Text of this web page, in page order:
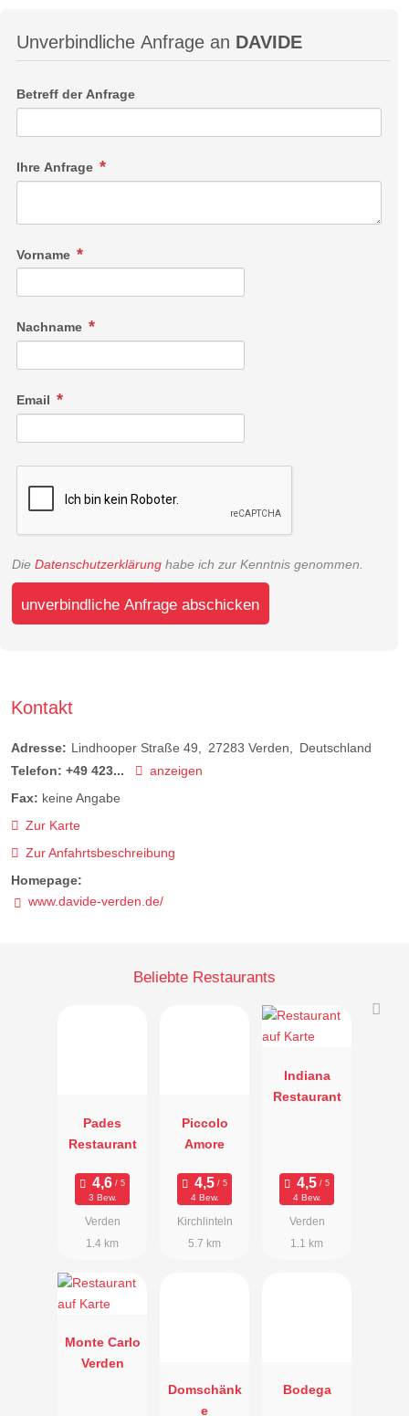
Unverbindliche Anfrage an DAVIDE
Betreff der Anfrage
Ihre Anfrage
Vorname
Nachname
Email
Die Datenschutzerklärung habe ich zur Kenntnis genommen.
unverbindliche Anfrage abschicken
Kontakt
Adresse: Lindhooper Straße 49 27283 Verden
Deutschland
Telefon: +49 423...
anzeigen
Fax: keine Angabe
Zur Karte
Zur Anfahrtsbeschreibung
Homepage:
www.davide-verden.de/
Beliebte Restaurants
Pades
Restaurant
3 Bew.
Verden
1.4 km
Piccolo
Amore
4 Bew.
Kirchlinteln
5.7 km
Indiana
Restaurant
4 Bew.
Verden
1.1 km
Monte Carlo
Verden
Domschänk
e
Bodega